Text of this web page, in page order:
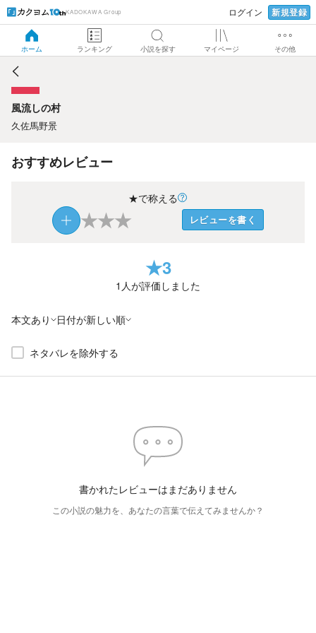
KADOKAWA Group ログイン 新規登録
ホーム ランキング 小説を探す マイページ その他
風流しの村
風流しの村
久佐馬野景
おすすめレビュー
★で称える
★★★ レビューを書く
★3
1 人が評価しました
本文あり 日付が新しい順
ネタバレを除外する
書かれたレビューはまだありません
この小説の魅力を、あなたの言葉で伝えてみませんか？